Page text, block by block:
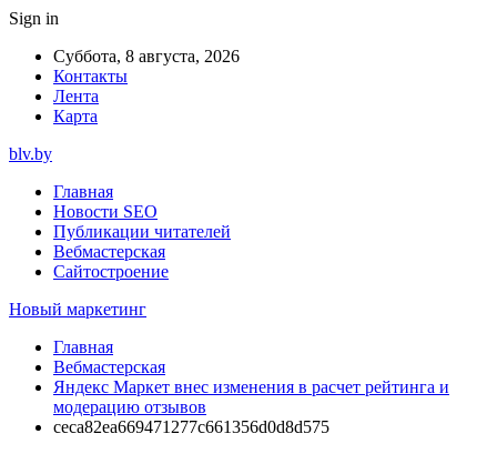
Sign in
Суббота, 8 августа, 2026
Контакты
Лента
Карта
blv.by
Главная
Новости SEO
Публикации читателей
Вебмастерская
Сайтостроение
Новый маркетинг
Главная
Вебмастерская
Яндекс Маркет внес изменения в расчет рейтинга и
модерацию отзывов
ceca82ea669471277c661356d0d8d575